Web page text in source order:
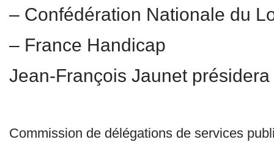
– Confédération Nationale du
– France Handicap
Jean-François Jaunet
Commission de délégations de services